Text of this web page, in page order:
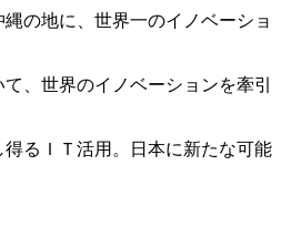
の地に、世界一のイノベーショ
、世界のイノベーションを牽引
るＩＴ活用。日本に新たな可能